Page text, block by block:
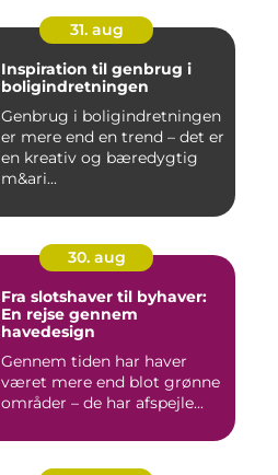
31. aug
Inspiration til genbrug i
boligindretningen
Genbrug i boligindretningen
er mere end en trend – det er
en kreativ og bæredygtig
m&ari...
30. aug
Fra slotshaver til byhaver:
En rejse gennem
havedesign
Gennem tiden har haver
været mere end blot grønne
områder – de har afspejle...